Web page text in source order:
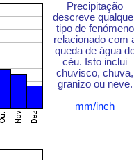
Precipitação
descreve
tipo de fenómeno
relacionado com
queda de água
céu. Isto inclui
chuvisco, chuva,
granizo ou neve.
mm/inch